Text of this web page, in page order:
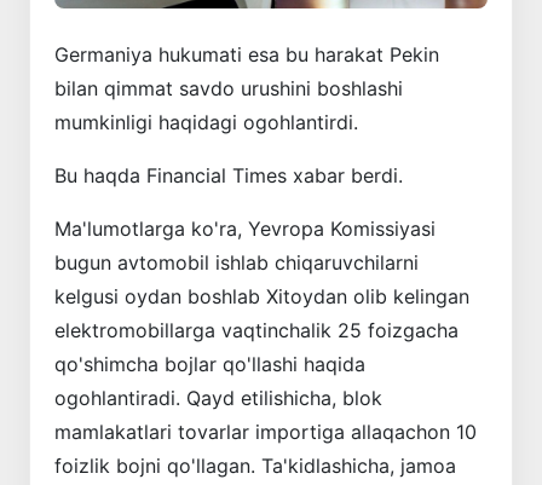
Germaniya hukumati esa bu harakat Pekin
bilan qimmat savdo urushini boshlashi
mumkinligi haqidagi ogohlantirdi.
Bu haqda Financial Times xabar berdi.
Ma'lumotlarga ko'ra, Yevropa Komissiyasi
bugun avtomobil ishlab chiqaruvchilarni
kelgusi oydan boshlab Xitoydan olib kelingan
elektromobillarga vaqtinchalik 25 foizgacha
qo'shimcha bojlar qo'llashi haqida
ogohlantiradi. Qayd etilishicha, blok
mamlakatlari tovarlar importiga allaqachon 10
foizlik bojni qo'llagan. Ta'kidlashicha, jamoa